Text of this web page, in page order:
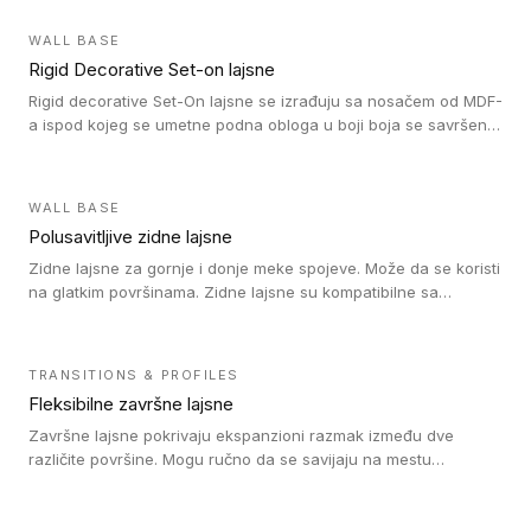
WALL BASE
Rigid Decorative Set-on lajsne
Rigid decorative Set-On lajsne se izrađuju sa nosačem od MDF-
a ispod kojeg se umetne podna obloga u boji boja se savršeno
WALL BASE
Polusavitljive zidne lajsne
Zidne lajsne za gornje i donje meke spojeve. Može da se koristi
na glatkim površinama. Zidne lajsne su kompatibilne sa
TRANSITIONS & PROFILES
Fleksibilne završne lajsne
Završne lajsne pokrivaju ekspanzioni razmak između dve
različite površine. Mogu ručno da se savijaju na mestu